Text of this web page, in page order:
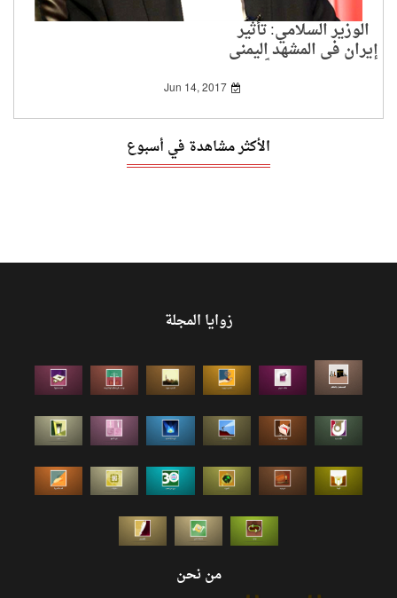
الوزير السلامي: تأثير
إيران في المشهد اليمني
لا يزال قائماً
Jun 14, 2017
الأكثر مشاهدة في أسبوع
زوايا المجلة
من نحن